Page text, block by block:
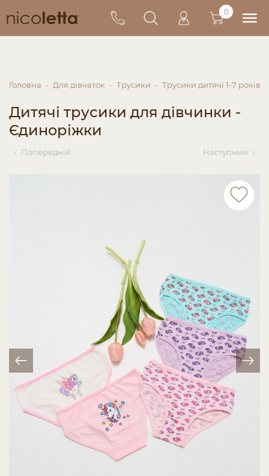
0
Головна Для дівчаток Трусики Трусики дитячі 1-7 років
Дитячі трусики для дівчинки -
Єдиноріжки
Попередній Наступний